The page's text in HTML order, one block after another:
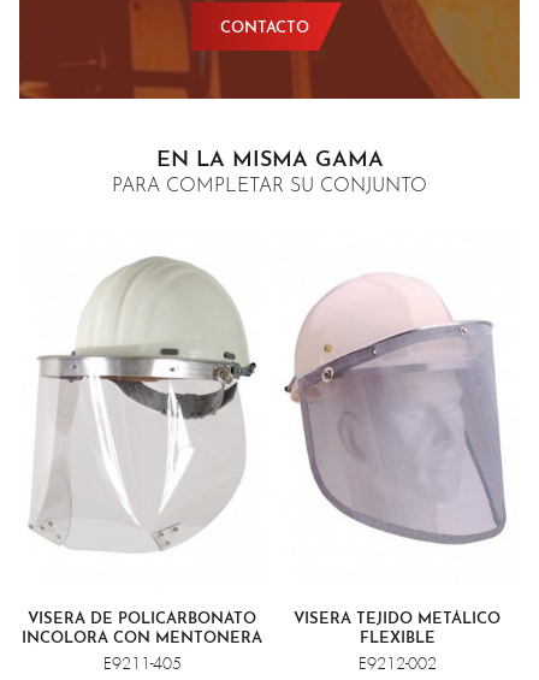
CONTACTO
EN LA MISMA GAMA
PARA COMPLETAR SU CONJUNTO
VISERA DE POLICARBONATO
INCOLORA CON MENTONERA
E9211-405
VISERA TEJIDO METÁLICO
FLEXIBLE
E9212-002